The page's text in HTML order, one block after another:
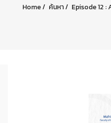
Home ค้นหา Episode 12